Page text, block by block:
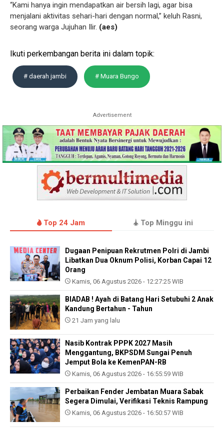
“Kami hanya ingin mendapatkan air bersih lagi, agar bisa
menjalani aktivitas sehari-hari dengan normal,” keluh Rasni,
seorang warga Jujuhan Ilir. (aes)
Ikuti perkembangan berita ini dalam topik:
# daerah jambi # Muara Bungo
Advertisement
Top 24 Jam Top Minggu ini
Dugaan Penipuan Rekrutmen Polri di Jambi
Libatkan Dua Oknum Polisi, Korban Capai 12
Orang
Kamis, 06 Agustus 2026 - 12:27:25 WIB
BIADAB ! Ayah di Batang Hari Setubuhi 2 Anak
Kandung Bertahun - Tahun
21 Jam yang lalu
Nasib Kontrak PPPK 2027 Masih
Menggantung, BKPSDM Sungai Penuh
Jemput Bola ke KemenPAN-RB
Kamis, 06 Agustus 2026 - 16:55:59 WIB
Perbaikan Fender Jembatan Muara Sabak
Segera Dimulai, Verifikasi Teknis Rampung
Kamis, 06 Agustus 2026 - 16:50:57 WIB